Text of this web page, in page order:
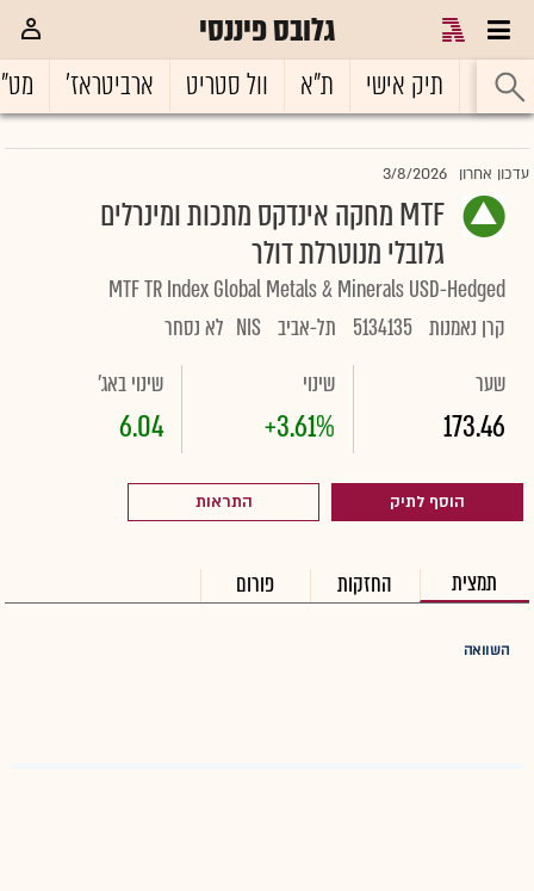
גלובס פיננסי
ראשי תיק אישי ת"א וול סטריט ארביטראז'
עדכון אחרון 3/8/2026
MTF מחקה אינדקס מתכות ומינרלים
גלובלי מנוטרלת דולר
MTF TR Index Global Metals & Minerals USD-Hedged
קרן נאמנות 5134135 תל-אביב NIS לא נסחר
שער
173.46
שינוי
+3.61%
שינוי באג'
6.04
הוסף לתיק התראות
תמצית החזקות פורום
השוואה